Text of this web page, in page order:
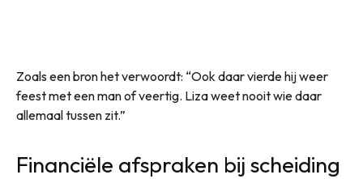
Zoals een bron het verwoordt: “Ook daar vierde hij weer
feest met een man of veertig. Liza weet nooit wie daar
allemaal tussen zit.”
Financiële afspraken bij scheiding